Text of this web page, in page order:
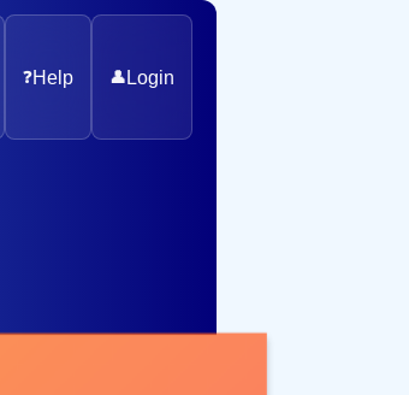
❓Help 👤 Login